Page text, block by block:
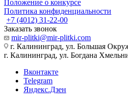
Положение о конкурсе
Политика конфиденциальности
+7 (4012) 31-22-00
Заказать звонок
mir-plitki@mir-plitki.com
г. Калининград, ул. Большая
г. Калининград, ул. Богдана
Вконтакте
Telegram
Яндекс.Дзен